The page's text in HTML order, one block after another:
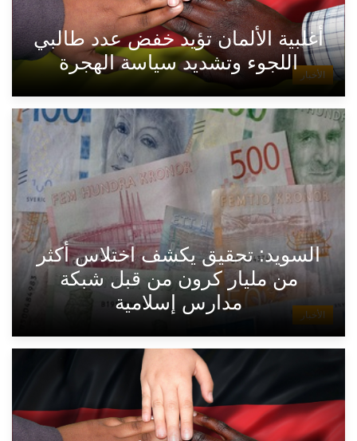
الأخبار
أغلبية الألمان تؤيد خفض عدد طالبي
اللجوء وتشديد سياسة الهجرة
الأخبار
السويد: تحقيق يكشف اختلاس أكثر
من مليار كرون من قبل شبكة
مدارس إسلامية